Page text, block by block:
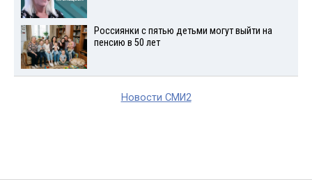
Россиянки с пятью детьми могут выйти на
пенсию в 50 лет
Новости СМИ2